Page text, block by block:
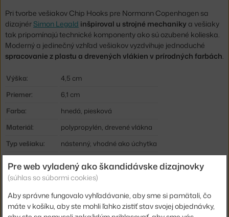
Pri tvorbe vešiakov Chip Hooks pre Normann Copenhagen sa
dizajnér Simon Legald inšpiroval u strojné mechaniky a vešiaky
tak pripomínajú technické komponenty ako sú ozubené kolieska.
Moderný a jedinečný vzhľad vešiakov vyzdvihuje jednoduché
spracovanie z plastu a drevených vlákien v prírodných farbách.
Výška:
4,5 cm
Priemer:
6,1 cm
Farba:
hnedá, piesková
Materiál:
polypropylén, drevené vlákna
Typ vešiaku:
nástenný, vhodné ako úchytka
Kód produktu
NCP-380032
EAN
5712396021648
Pre web vyladený ako škandidávske dizajnovky
(súhlas so súbormi cookies)
Aby správne fungovalo vyhľadávanie, aby sme si pamätali, čo
máte v košíku, aby ste mohli ľahko zistiť stav svojej objednávky,